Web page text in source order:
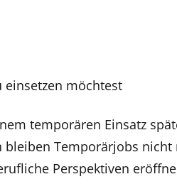
einsetzen möchtest
temporären Einsatz
Temporärjobs nicht
Perspektiven